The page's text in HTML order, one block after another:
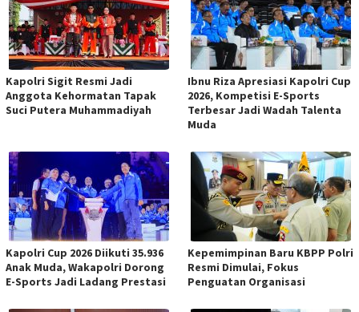
Kapolri Sigit Resmi Jadi
Anggota Kehormatan Tapak
Suci Putera Muhammadiyah
Ibnu Riza Apresiasi Kapolri Cup
2026, Kompetisi E-Sports
Terbesar Jadi Wadah Talenta
Muda
Kapolri Cup 2026 Diikuti 35.936
Anak Muda, Wakapolri Dorong
E-Sports Jadi Ladang Prestasi
Kepemimpinan Baru KBPP Polri
Resmi Dimulai, Fokus
Penguatan Organisasi